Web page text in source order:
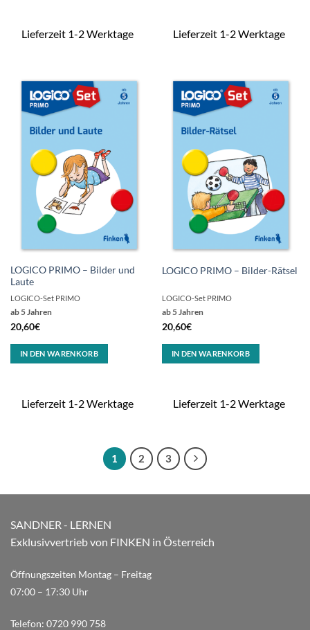
Lieferzeit 1-2 Werktage Lieferzeit 1-2 Werktage
LOGICO PRIMO – Bilder und
Laute
ab 5 Jahren
20,60€
LOGICO-Set PRIMO
IN DEN WARENKORB
Lieferzeit 1-2 Werktage
LOGICO PRIMO – Bilder-Rätsel
ab 5 Jahren
20,60€
LOGICO-Set PRIMO
IN DEN WARENKORB
Lieferzeit 1-2 Werktage
1 2 3
SANDNER - LERNEN
Exklusivvertrieb von FINKEN in Österreich
Öffnungszeiten Montag – Freitag
07:00 – 17:30 Uhr
Telefon: 0720 990 758